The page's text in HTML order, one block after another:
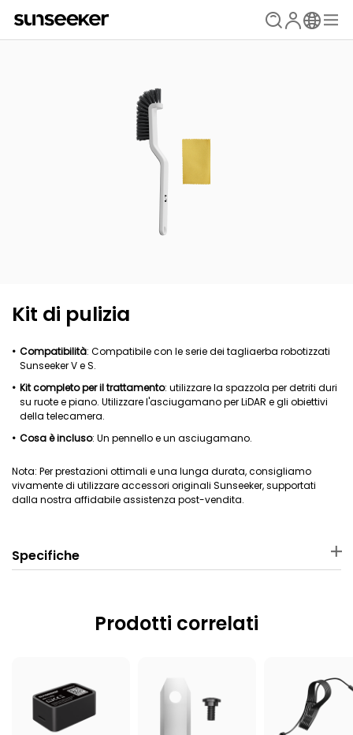
Kit di pulizia
Compatibilità: Compatibile con le serie dei tagliaerba robotizzati
Sunseeker V e S.
Kit completo per il trattamento: utilizzare la spazzola per detriti duri
su ruote e piano. Utilizzare l'asciugamano per LiDAR e gli obiettivi
della telecamera.
Cosa è incluso: Un pennello e un asciugamano.
Nota: Per prestazioni ottimali e una lunga durata, consigliamo
vivamente di utilizzare accessori originali Sunseeker, supportati
dalla nostra affidabile assistenza post-vendita.
Specifiche
Panno in poliestere; manico in
PP; setole in PBT e PET
30 × 7.5 × 3.3 cm
940 g
Sunseeker V1/V3/S3/S4/S5
Prodotti correlati